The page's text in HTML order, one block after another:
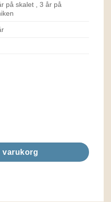
på skalet , 3 år på
varukorg